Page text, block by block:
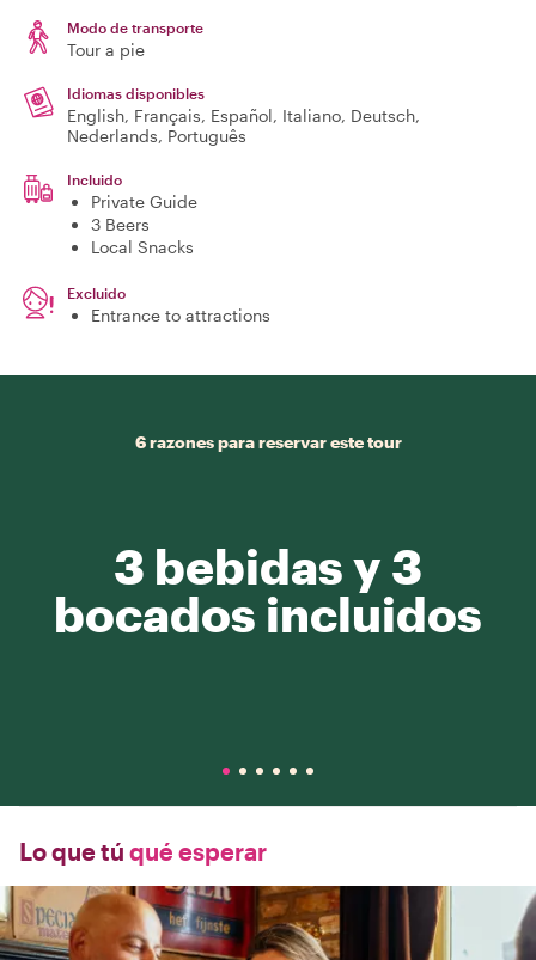
Modo de transporte
Tour a pie
Idiomas disponibles
English, Français, Español, Italiano, Deutsch,
Nederlands, Português
Incluido
Private Guide
3 Beers
Local Snacks
Excluido
Entrance to attractions
6 razones para reservar este tour
3 bebidas y 3
bocados incluidos
Lo que tú qué esperar